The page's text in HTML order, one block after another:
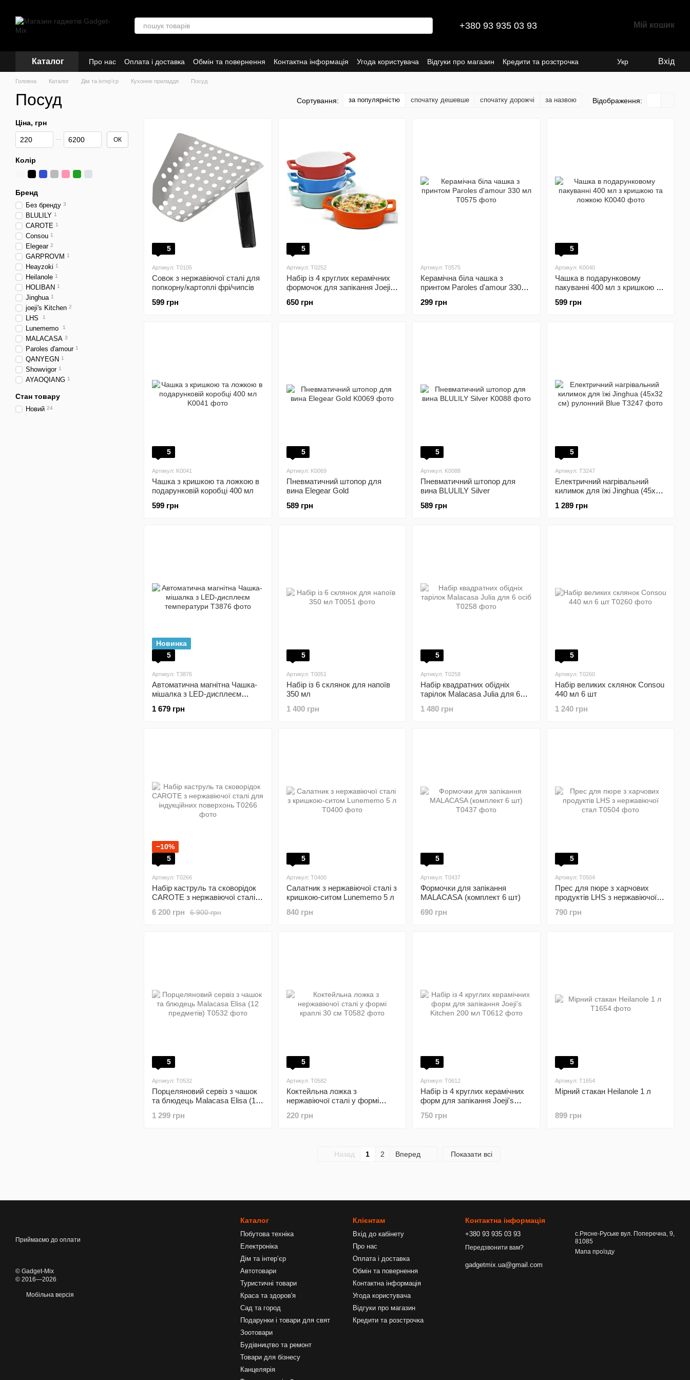
+380 93 935 03 93 Мій кошик
Каталог Про нас Оплата і доставка Обмін та повернення Контактна інформація Угода користувача Відгуки про магазин Кредити та розстрочка Укр Вхід
Головна Каталог Дім та інтерʼєр Кухонне приладдя Посуд
Посуд Сортування: за популярністю спочатку дешевше спочатку дорожчі за назвою Відображення:
5
Артикул: T0105
Совок з нержавіючої сталі для
попкорну/картоплі фрі/чипсів
599 грн
5
Артикул: T0252
Набір із 4 круглих керамічних
формочок для запікання Joeji's
650 грн
Артикул: T0575
Керамічна біла чашка з
принтом Paroles d'amour 330
299 грн
5
Артикул: K0040
Чашка в подарунковому
пакуванні 400 мл з кришкою та
599 грн
5
Артикул: K0041
Чашка з кришкою та ложкою в
подарунковій коробці 400 мл
599 грн
5
Артикул: K0069
Пневматичний штопор для
вина Elegear Gold
589 грн
5
Артикул: K0088
Пневматичний штопор для
вина BLULILY Silver
589 грн
5
Артикул: T3247
Електричний нагрівальний
килимок для їжі Jinghua (45х32
1 289 грн
Новинка
5
Артикул: T3876
Автоматична магнітна Чашка-
мішалка з LED-дисплеєм
1 679 грн
5
Артикул: T0051
Набір із 6 склянок для напоїв
350 мл
1 400 грн
5
Артикул: T0258
Набір квадратних обідніх
тарілок Malacasa Julia для 6
1 480 грн
5
Артикул: T0260
Набір великих склянок Consou
440 мл 6 шт
1 240 грн
−10%
5
Артикул: T0266
Набір каструль та сковорідок
CAROTE з нержавіючої сталі
6 900 грн
6 200 грн
5
Артикул: T0400
Салатник з нержавіючої сталі з
кришкою-ситом Lunememo 5 л
840 грн
5
Артикул: T0437
Формочки для запікання
MALACASA (комплект 6 шт)
690 грн
5
Артикул: T0504
Прес для пюре з харчових
продуктів LHS з нержавіючої
790 грн
5
Артикул: T0532
Порцеляновий сервіз з чашок
та блюдець Malacasa Elisa (12
1 299 грн
5
Артикул: T0582
Коктейльна ложка з
нержавіючої сталі у формі
220 грн
5
Артикул: T0612
Набір із 4 круглих керамічних
форм для запікання Joeji's
750 грн
5
Артикул: T1654
Мірний стакан Heilanole 1 л
899 грн
Назад 1 2 Вперед Показати всі
Ціна, грн
Від Ціна, грн
До Ціна, грн ОК
Колір
Бренд
Без бренду 3
BLULILY 1
CAROTE 1
Consou 1
Elegear 2
GARPROVM 1
Heayzoki 1
Heilanole 1
HOLIBAN 1
Jinghua 1
joeji's Kitchen 2
LHS 1
Lunememo 1
MALACASA 3
Paroles d'amour 1
QANYEGN 1
Showvigor 1
AYAOQIANG 1
Стан товару
Новий 24
Приймаємо до оплати
© Gadget-Mix
© 2016—2026
Мобільна версія
Каталог
Побутова техніка
Електроніка
Дім та інтерʼєр
Автотовари
Туристичні товари
Краса та здоров'я
Сад та город
Подарунки і товари для свят
Зоотовари
Будівництво та ремонт
Товари для бізнесу
Канцелярія
Клієнтам
Вхід до кабінету
Про нас
Оплата і доставка
Обмін та повернення
Контактна інформація
Угода користувача
Відгуки про магазин
Кредити та розстрочка
Контактна інформація
+380 93 935 03 93
Передзвонити вам?
gadgetmix.ua@gmail.com
с.Рясне-Руське вул. Поперечна, 9,
81085
Мапа проїзду